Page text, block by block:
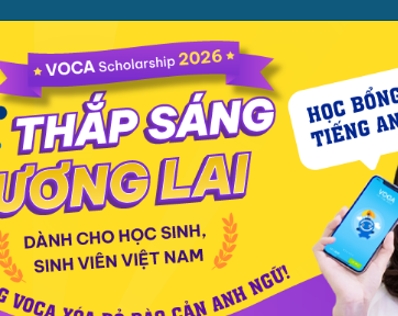
PREMIUM
PHƯƠNG PHÁP